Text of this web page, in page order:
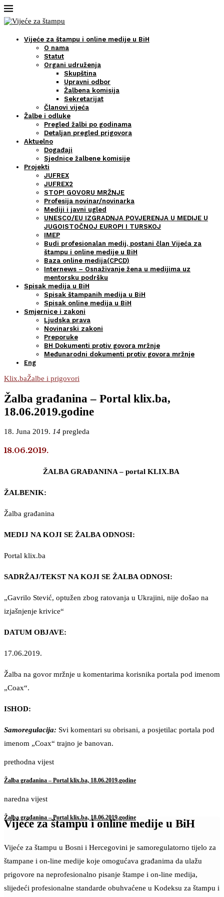
Vijeće za štampu i online medije u BiH
O nama
Statut
Organi udruženja
Skupština
Upravni odbor
Žalbena komisija
Sekretarijat
Članovi vijeća
Žalbe i odluke
Pregled žalbi po godinama
Detaljan pregled prigovora
Aktuelno
Događaji
Sjednice žalbene komisije
Projekti
JUFREX
JUFREX2
STOP! GOVORU MRŽNJE
Profesija novinar/novinarka
Mediji i javni ugled
UNESCO/EU IZGRADNJA POVJERENJA U MEDIJE U
JUGOISTOČNOJ EUROPI I TURSKOJ
IMEP
Budi profesionalan medij, postani član Vijeća za
štampu i online medije u BiH
Baza online medija(CPCD)
Internews – Osnaživanje žena u medijima uz
mentorsku podršku
Spisak medija u BiH
Spisak štampanih medija u BiH
Spisak online medija u BiH
Smjernice i zakoni
Ljudska prava
Novinarski zakoni
Preporuke
BH Dokumenti protiv govora mržnje
Međunarodni dokumenti protiv govora mržnje
Eng
Klix.baŽalbe i prigovori
Žalba građanina – Portal klix.ba,
18.06.2019.godine
18. Juna 2019. 14 pregleda
18.06.2019.
ŽALBA GRAĐANINA – portal KLIX.BA
ŽALBENIK:
Žalba građanina
MEDIJ NA KOJI SE ŽALBA ODNOSI:
Portal klix.ba
SADRŽAJ/TEKST NA KOJI SE ŽALBA ODNOSI:
„Gavrilo Stević, optužen zbog ratovanja u Ukrajini, nije došao na
izjašnjenje krivice“
DATUM OBJAVE:
17.06.2019.
Žalba na govor mržnje u komentarima korisnika portala pod imenom
„Coax“.
ISHOD:
Samoregulacija: Svi komentari su obrisani, a posjetilac portala pod
imenom „Coax“ trajno je banovan.
prethodna vijest
Žalba građanina – Portal klix.ba, 18.06.2019.godine
naredna vijest
Žalba građanina – Portal klix.ba, 18.06.2019.godine
Vijeće za štampu i online medije u BiH
Vijeće za štampu u Bosni i Hercegovini je samoregulatorno tijelo za
štampane i on-line medije koje omogućava građanima da ulažu
prigovore na neprofesionalno pisanje štampe i on-line medija,
slijedeći profesionalne standarde obuhvaćene u Kodeksu za štampu i